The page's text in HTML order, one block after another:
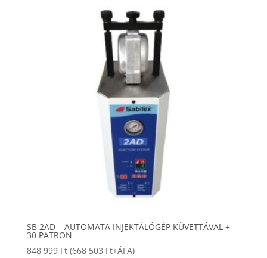
SB 2AD – AUTOMATA INJEKTÁLÓGÉP KÜVETTÁVAL +
30 PATRON
848 999 Ft (668 503 Ft+ÁFA)